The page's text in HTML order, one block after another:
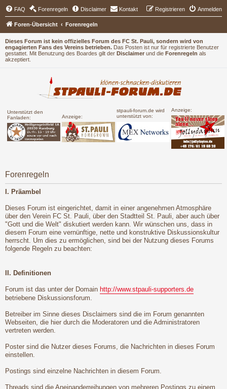
Dieses Forum ist kein offizielles Forum des FC St. Pauli, sondern wird von
engagierten Fans des Vereins betrieben. Das Posten ist nur für registrierte Benutzer
gestattet. Mit Benutzung des Boardes gilt der Disclaimer und die Forenregeln als
akzeptiert.
Unterstützt den
Fanladen:
Anzeige:
stpauli-forum.de wird
unterstützt von:
Anzeige:
FAQ Forenregeln Disclaimer Kontakt Anmelden
Registrieren
Foren-Übersicht Forenregeln
Forenregeln
I. Präambel
Dieses Forum ist eingerichtet, damit in einer angenehmen Atmosphäre
über den Verein FC St. Pauli, über den Stadtteil St. Pauli, aber auch über
"Gott und die Welt" diskutiert werden kann. Wir wünschen uns, dass in
diesem Forum eine vernünftige, nette und konstruktive Diskussionskultur
herrscht. Um dies zu ermöglichen, sind bei der Nutzung dieses Forums
folgende Regeln zu beachten:
II. Definitionen
Forum ist das unter der Domain http://www.stpauli-supporters.de
betriebene Diskussionsforum.
Betreiber im Sinne dieses Disclaimers sind die im Forum genannten
Webseiten, die hier durch die Moderatoren und die Administratoren
vertreten werden.
Poster sind die Nutzer dieses Forums, die Nachrichten in dieses Forum
einstellen.
Postings sind einzelne Nachrichten in diesem Forum.
Threads sind die Aneinanderreihungen von mehreren Postings zu einem